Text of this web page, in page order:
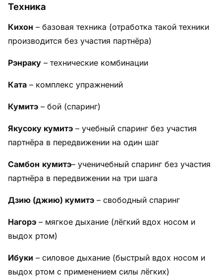
Техника
Кихон – базовая техника (отработка такой техники
производится без участия партнёра)
Рэнраку – технические комбинации
Ката – комплекс упражнений
Кумитэ – бой (спаринг)
Якусоку кумитэ – учебный спаринг без участия
партнёра в передвижении на один шаг
Самбон кумитэ– ученичебный спаринг без участия
партнёра в передвижении на три шага
Дзию (джию) кумитэ – свободный спаринг
Нагорэ – мягкое дыхание (лёгкий вдох носом и
выдох ртом)
Ибуки – силовое дыхание (быстрый вдох носом и
выдох ртом с применением силы лёгких)